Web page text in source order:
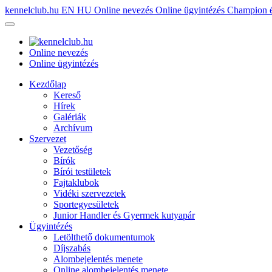
kennelclub.hu EN HU Online nevezés Online ügyintézés Champion
Online nevezés
Online ügyintézés
Kezdőlap
Kereső
Hírek
Galériák
Archívum
Szervezet
Vezetőség
Bírók
Bírói testületek
Fajtaklubok
Vidéki szervezetek
Sportegyesületek
Junior Handler és Gyermek kutyapár
Ügyintézés
Letölthető dokumentumok
Díjszabás
Alombejelentés menete
Online alombejelentés menete